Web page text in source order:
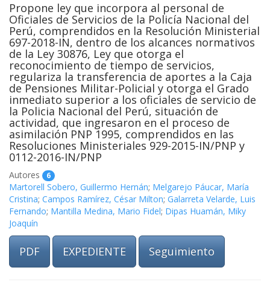
Propone ley que incorpora al personal de
Oficiales de Servicios de la Policía Nacional del
Perú, comprendidos en la Resolución Ministerial
697-2018-IN, dentro de los alcances normativos
de la Ley 30876, Ley que otorga el
reconocimiento de tiempo de servicios,
regulariza la transferencia de aportes a la Caja
de Pensiones Militar-Policial y otorga el Grado
inmediato superior a los oficiales de servicio de
la Policia Nacional del Perú, situación de
actividad, que ingresaron en el proceso de
asimilación PNP 1995, comprendidos en las
Resoluciones Ministeriales 929-2015-IN/PNP y
0112-2016-IN/PNP
Autores 6
Martorell Sobero, Guillermo Hernán; Melgarejo Páucar, María
Cristina; Campos Ramírez, César Milton; Galarreta Velarde, Luis
Fernando; Mantilla Medina, Mario Fidel; Dipas Huamán, Miky
Joaquín
PDF EXPEDIENTE Seguimiento